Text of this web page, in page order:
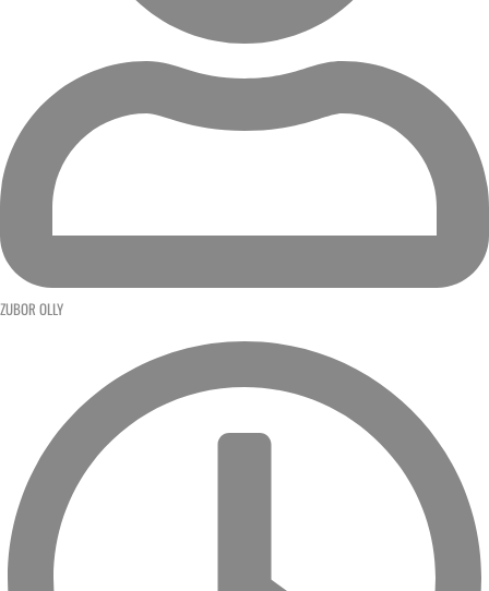
ZUBOR OLLY